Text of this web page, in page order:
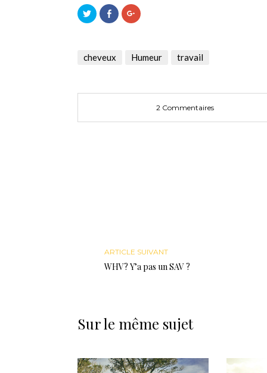
Cliquez
pour
partager
une
nouvelle
Cliquez
pour
partager
une
nouvelle
Cliquez
pour
dans
une
cheveux Humeur travail
2 Commentaires
ARTICLE SUIVANT
WHV? Y’a pas un SAV ?
Sur le même sujet